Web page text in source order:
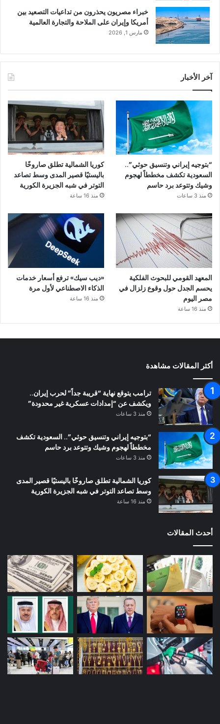
خبراء مصريون يحذرون من تداعيات التصعيد بين
أمريكا وإيران على الملاحة والتجارة العالمية
مارس 1, 2026
آخر الأخبار
“بتوجيه إيراني وتنسيق حوثي”..
السعودية تكشف مخططاً لهجوم
وشيك وتتوعد برد حاسم
منذ 3 ساعات
كوريا الشمالية تطلق صاروخًا
باليستيًا قصير المدى وسط تصاعد
التوتر في شبه الجزيرة الكورية
منذ 16 ساعة
المعهد القومي للبحوث الفلكية
يحسم الجدل حول وقوع زلزال في
مصر اليوم
منذ 16 ساعة
«ديب سيك» ترفع أسعار خدمات
الذكاء الاصطناعي لأول مرة
منذ 16 ساعة
أكثر المقالات مشاهدة
ترامب يتوقع نهاية “قريبة جداً” لحرب إيران..
ويكشف عن “إمدادات عسكرية غير محدودة”
منذ 3 ساعات
“بتوجيه إيراني وتنسيق حوثي”.. السعودية تكشف
مخططاً لهجوم وشيك وتتوعد برد حاسم
منذ 3 ساعات
كوريا الشمالية تطلق صاروخًا باليستيًا قصير المدى
وسط تصاعد التوتر في شبه الجزيرة الكورية
منذ 16 ساعة
أحدث المقالات